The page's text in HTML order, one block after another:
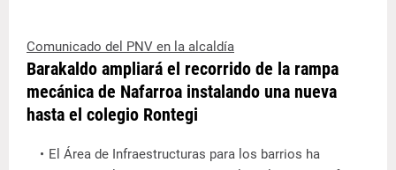
Comunicado del PNV en la alcaldía
Barakaldo ampliará el recorrido de la rampa
mecánica de Nafarroa instalando una nueva
hasta el colegio Rontegi
El Área de Infraestructuras para los barrios ha